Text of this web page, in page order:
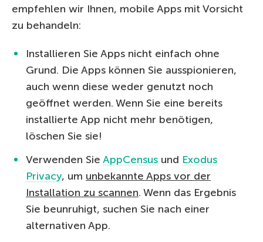
empfehlen wir Ihnen, mobile Apps mit Vorsicht
zu behandeln:
Installieren Sie Apps nicht einfach ohne
Grund. Die Apps können Sie ausspionieren,
auch wenn diese weder genutzt noch
geöffnet werden. Wenn Sie eine bereits
installierte App nicht mehr benötigen,
löschen Sie sie!
Verwenden Sie AppCensus und Exodus
Privacy, um unbekannte Apps vor der
Installation zu scannen. Wenn das Ergebnis
Sie beunruhigt, suchen Sie nach einer
alternativen App.